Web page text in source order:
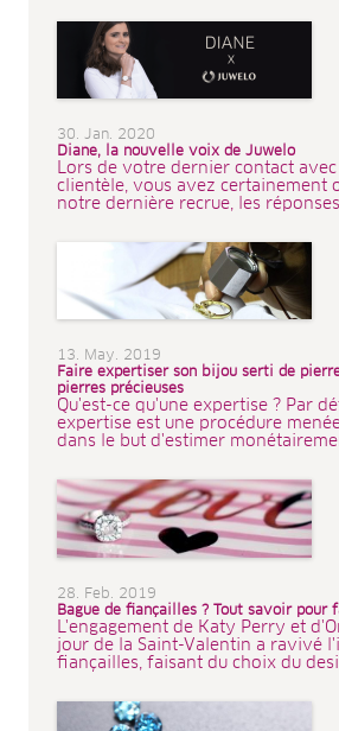
30. Jan. 2020
Diane, la nouvelle voix de Juwelo
Lors de votre dernier contact
clientèle, vous avez certainement
notre dernière recrue, les
13. May. 2019
Faire expertiser son bijou serti de
pierres précieuses
Qu'est-ce qu'une expertise ? Par
expertise est une procédure
dans le but d'estimer
28. Feb. 2019
Bague de fiançailles ? Tout savoir pour
L'engagement de Katy Perry et
jour de la Saint-Valentin a ravivé
fiançailles, faisant du choix du